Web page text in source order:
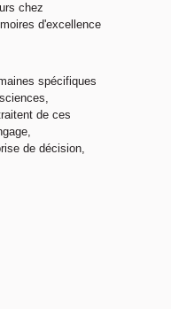
chez
d'excellence
spécifiques
de ces
de décision,